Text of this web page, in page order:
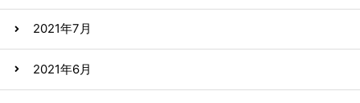
2021年7月
2021年6月